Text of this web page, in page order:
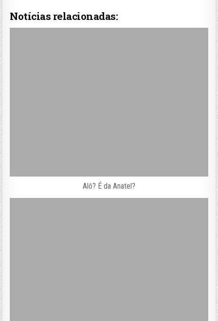
Notícias relacionadas:
Alô? É da Anatel?